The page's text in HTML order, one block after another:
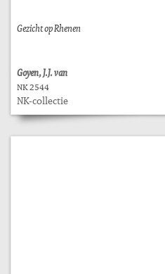
Gezicht op Rhenen
Goyen, J.J. van
NK 2544
NK-collectie